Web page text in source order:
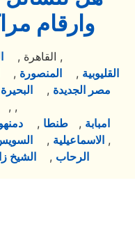
وارقام
القاهرة , ,
القليوبية ,المنصورة
مصر الجديدة , البحيرة
, ,
امبابة ,طنطا ,
الاسماعيلية ,
,
الرحاب , الشيخ